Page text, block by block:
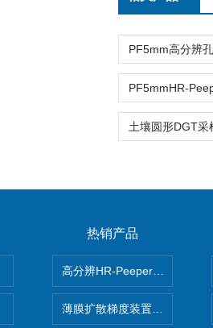
热销产品
高分辨HR-Peeper采样器孔隙
薄膜扩散梯度装置 Agl DGT